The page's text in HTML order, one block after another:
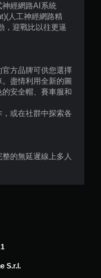
分
經網路AI系統
人工神經網路精
，迎戰比以往更逼
方品牌可供您選擇
盡情利用全新的圖
安全帽、賽車服和
或在社群中探索各
的無延遲線上多人
S.r.l.